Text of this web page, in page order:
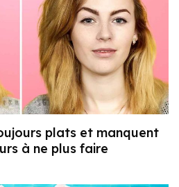
plats et manquent
à ne plus faire